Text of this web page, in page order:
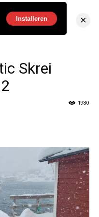
Skrei
1980
Installeren ×